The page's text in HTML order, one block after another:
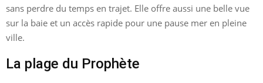
sans perdre du temps en trajet. Elle offre aussi une belle vue
sur la baie et un accès rapide pour une pause mer en pleine
ville.
La plage du Prophète